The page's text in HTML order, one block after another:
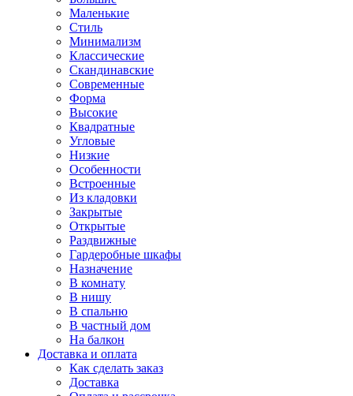
Маленькие
Стиль
Минимализм
Классические
Скандинавские
Современные
Форма
Высокие
Квадратные
Угловые
Низкие
Особенности
Встроенные
Из кладовки
Закрытые
Открытые
Раздвижные
Гардеробные шкафы
Назначение
В комнату
В нишу
В спальню
В частный дом
На балкон
Доставка и оплата
Как сделать заказ
Доставка